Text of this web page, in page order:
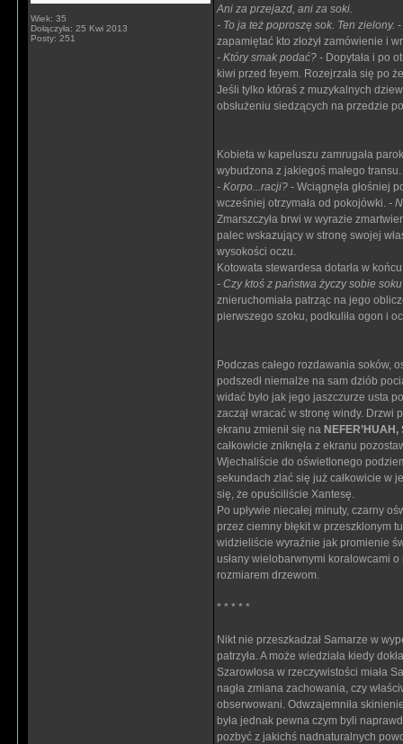
Wiek: 35
Dołączyła: 25 Kwi 2013
Posty: 251
Ani za przejazd, ani za soki.
- To ja też poproszę sok. Ten zielony. -
zapamiętać kto złożył zamówienie i
- Który smak podać? - Dopytała i po
kiwi przed feyem. Rozejrzała się po
Jeśli tylko któraś z muzykalnych
obsłużeniu siedzących na przedzie
Kobieta w kapeluszu zamrugała
wybudzona z jakiegoś małego transu.
- Korpo...racji? - Wciągnęła głośniej
wcześniej otrzymała od pokojówki. -
Zmarszczyła brwi w wyrazie
palec wskazujący w stronę swojej
wysokości oczu.
Kotowata stewardesa dotarła w
- Czy ktoś z państwa życzy sobie
znieruchomiała patrząc na jego
pierwszego szoku, podkuliła ogon i
Podczas całego rozdawania soków,
podszedł niemalże na sam dziób
widać było jak jego jaszczurze usta
zaczął wracać w stronę windy. Drzwi
ekranu zmienił się na
całkowicie zniknęła z ekranu
Wjechaliście do oświetlonego
sekundach zlać się już całkowicie w
się, że opuściliście Xantesę.
Po upływie niecałej minuty, czarny
przez ciemny błękit w przeszklonym
widzieliście wyraźnie jak promienie
usłany wielobarwnymi koralowcami
rozmiarem drzewom.
* * * * *
Nikt nie przeszkadzał Samarze w
patrzyła. A może wiedziała kiedy
Szarowłosa w rzeczywistości miała
nagła zmiana zachowania, czy
obserwowani. Odwzajemniła
była jednak pewna czym byli
pozbyć z jakichś nadnaturalnych